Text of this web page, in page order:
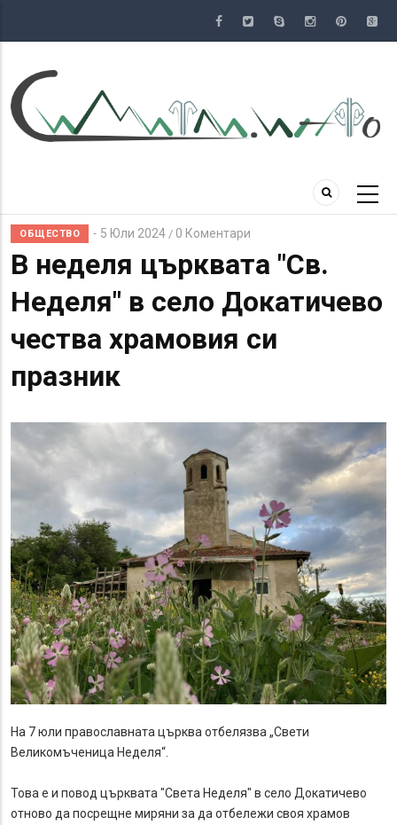
съдържание
ОБЩЕСТВО 5 Юли 2024 / 0 Коментари
В неделя църквата "Св.
Неделя" в село Докатичево
чества храмовия си
празник
На 7 юли православната църква отбелязва „Свети
Великомъченица Неделя“.
Това е и повод църквата "Света Неделя" в село Докатичево
отново да посрещне миряни за да отбележи своя храмов